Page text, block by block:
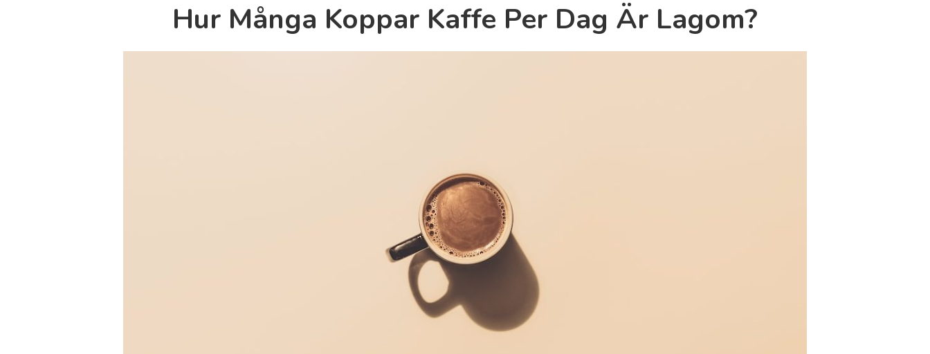
Hur Många Koppar Kaffe Per Dag Är Lagom?